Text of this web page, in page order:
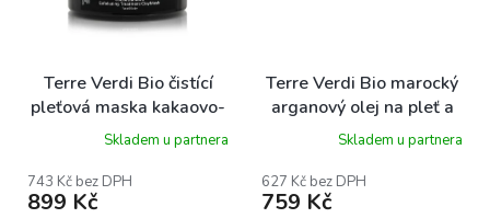
Terre Verdi Bio čistící
pleťová maska kakaovo-
bambusová, 50ml
Skladem u partnera
743 Kč bez DPH
899 Kč
Terre Verdi Bio marocký
arganový olej na pleť a
vlasy, 50ml
Skladem u partnera
627 Kč bez DPH
759 Kč